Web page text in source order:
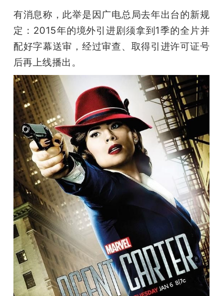
开
课
活
动
中
心
GAIR
专
题
爱
有消息称，此举是因广电总局去年出台的新规
定：2015年的境外引进剧须拿到1季的全片并
配好字幕送审，经过审查、取得引进许可证号
后再上线播出。